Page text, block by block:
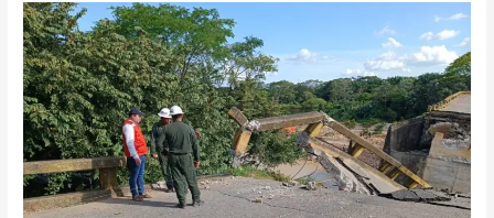
A
DÍAS
DE
REHABILITACIÓN
DEL
PUENTE
SOBRE
EL
RIO